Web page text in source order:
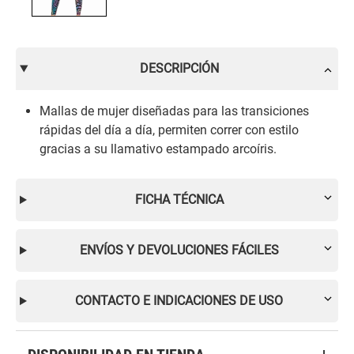
DESCRIPCIÓN
Mallas de mujer diseñadas para las transiciones
rápidas del día a día, permiten correr con estilo
gracias a su llamativo estampado arcoíris.
FICHA TÉCNICA
ENVÍOS Y DEVOLUCIONES FÁCILES
CONTACTO E INDICACIONES DE USO